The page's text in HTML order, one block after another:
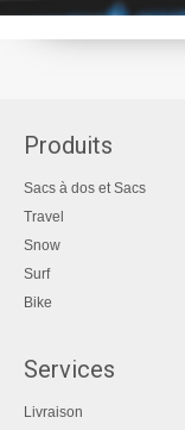
Produits
Sacs à dos et Sacs
Travel
Snow
Surf
Bike
Services
Livraison